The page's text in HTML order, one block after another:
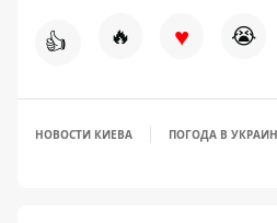
👍 🔥 ♥ 😭
НОВОСТИ КИЕВА ПОГОДА В